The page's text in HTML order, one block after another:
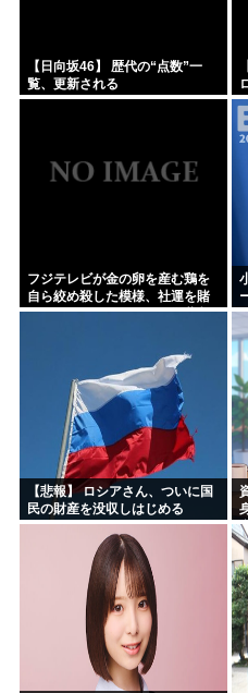
【日向坂46】 歴代の“点数”一
覧、更新される
フジテレビが金の卵を産む鶏を
自ら絞め殺した模様、社運を賭
けたドル箱コンテンツが御蔵入
【悲報】 ロシアさん、ついに国
民の財産を没収しはじめる